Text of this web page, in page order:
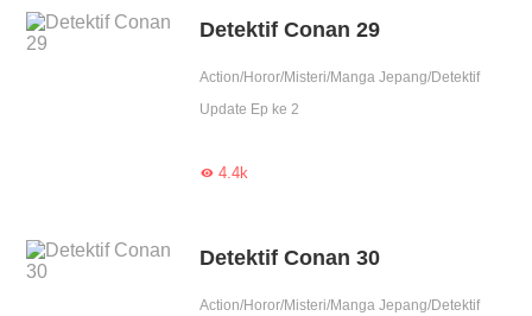
Detektif Conan 29
Action/Horor/Misteri/Manga Jepang/Detektif
Update Ep ke 2
4.4k
Detektif Conan 30
Action/Horor/Misteri/Manga Jepang/Detektif